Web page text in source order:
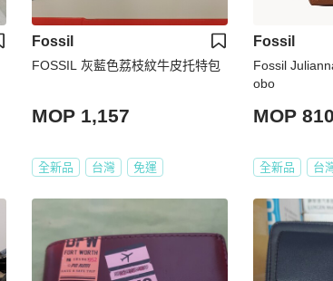
Fossil
FOSSIL 灰藍色荔枝紋牛皮托特包
MOP 1,157
全新品 台灣 免運
Fossil
Fossil
obo
MOP 810
全新品 台